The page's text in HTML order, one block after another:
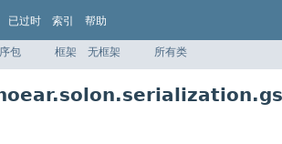
已过时 索引 帮助
包 框架 无框架 所有类